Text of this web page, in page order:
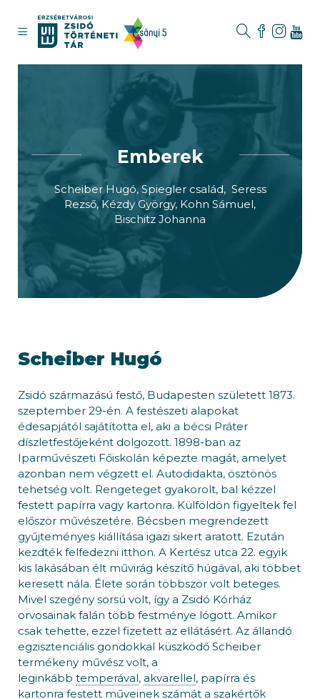
Emberek
Scheiber Hugó, Spiegler család, Seress
Rezső, Kézdy György, Kohn Sámuel,
Bischitz Johanna
Scheiber Hugó
Zsidó származású festő, Budapesten született 1873.
szeptember 29-én. A festészeti alapokat
édesapjától sajátította el, aki a bécsi Práter
díszletfestőjeként dolgozott. 1898-ban az
Iparművészeti Főiskolán képezte magát, amelyet
azonban nem végzett el. Autodidakta, ösztönös
tehetség volt. Rengeteget gyakorolt, bal kézzel
festett papírra vagy kartonra. Külföldön figyeltek fel
először művészetére. Bécsben megrendezett
gyűjteményes kiállítása igazi sikert aratott. Ezután
kezdték felfedezni itthon. A Kertész utca 22. egyik
kis lakásában élt művirág készítő húgával, aki többet
keresett nála. Élete során többször volt beteges.
Mivel szegény sorsú volt, így a Zsidó Kórház
orvosainak falán több festménye lógott. Amikor
csak tehette, ezzel fizetett az ellátásért. Az állandó
egzisztenciális gondokkal küszködő Scheiber
termékeny művész volt, a
leginkább temperával, akvarellel, papírra és
kartonra festett műveinek számát a szakértők